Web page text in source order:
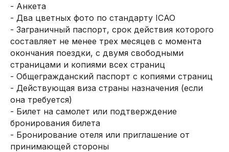
- Анкета
- Два цветных фото по стандарту ICAO
- Заграничный паспорт, срок действия которого
составляет не менее трех месяцев с момента
окончания поездки, с двумя свободными
страницами и копиями всех страниц
- Общегражданский паспорт с копиями страниц
- Действующая виза страны назначения (если
она требуется)
- Билет на самолет или подтверждение
бронирования билета
- Бронирование отеля или приглашение от
принимающей стороны